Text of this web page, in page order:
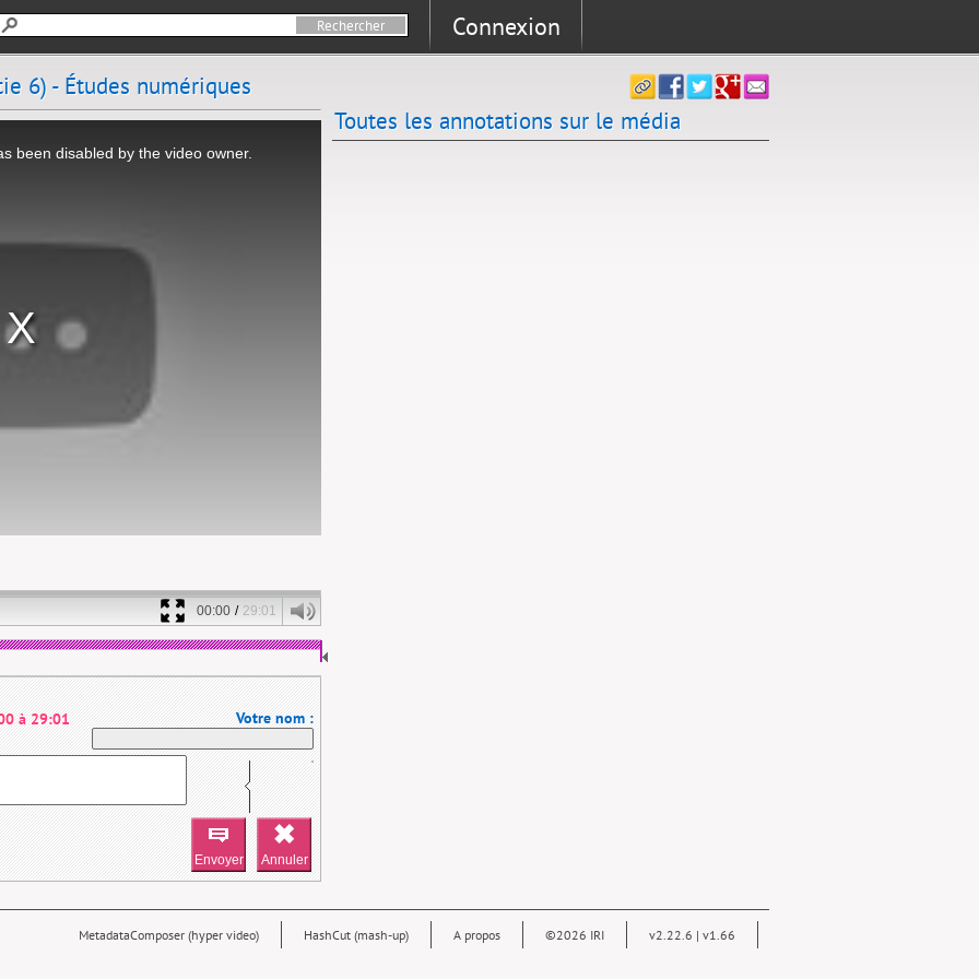
Connexion
6) - Études numériques
been disabled by the video owner.
00:00 / 29:01
à 29:01 Votre nom :
Toutes les annotations sur le média
v2.22.6 | v1.66
©2026 IRI
A propos
HashCut (mash-up)
MetadataComposer (hyper video)